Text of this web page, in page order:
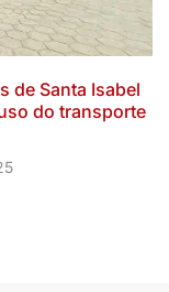
de Santa Isabel
do transporte